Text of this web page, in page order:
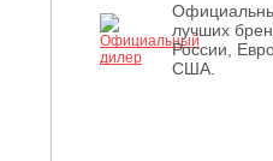
лучших
России,
США.